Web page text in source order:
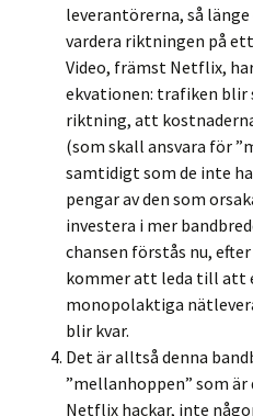
leverantörerna, så
vardera riktningen på
Video, främst Netflix,
ekvationen: trafiken blir
riktning, att
(som skall ansvara för
samtidigt som de inte
pengar av den som
investera i mer
chansen förstås nu,
kommer att leda till att
monopolaktiga
blir kvar.
Det är alltså denna
”mellanhoppen” som
Netflix hackar, inte